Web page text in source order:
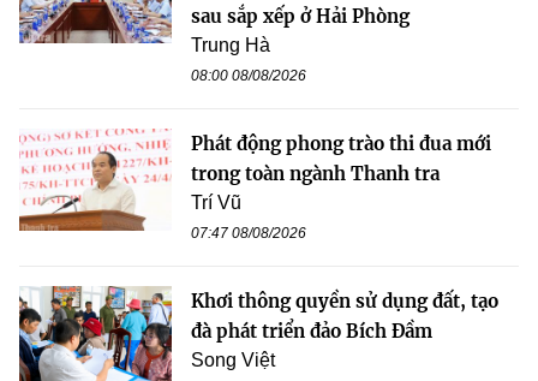
sau sắp xếp ở Hải Phòng
Trung Hà
08:00 08/08/2026
Phát động phong trào thi đua mới
trong toàn ngành Thanh tra
Trí Vũ
07:47 08/08/2026
Khơi thông quyền sử dụng đất, tạo
đà phát triển đảo Bích Đầm
Song Việt